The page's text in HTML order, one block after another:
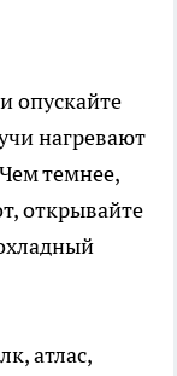
и опускайте
нагревают
темнее,
открывайте
атлас,